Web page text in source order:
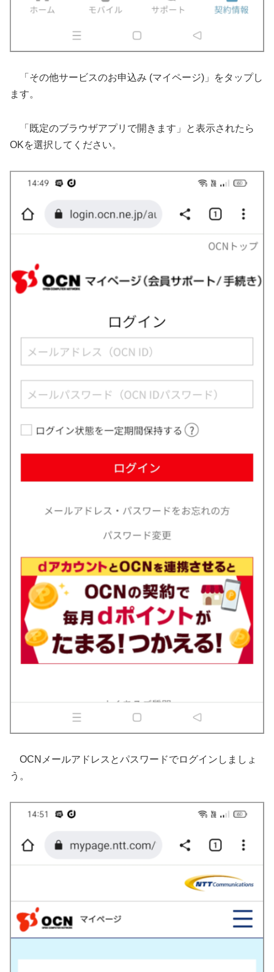
「その他サービスのお申込み (マイページ)」をタップし
ます。
「既定のブラウザアプリで開きます」と表示されたら
OKを選択してください。
OCNメールアドレスとパスワードでログインしましょ
う。